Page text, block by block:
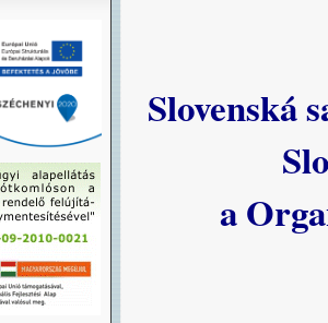
Slovenská
a